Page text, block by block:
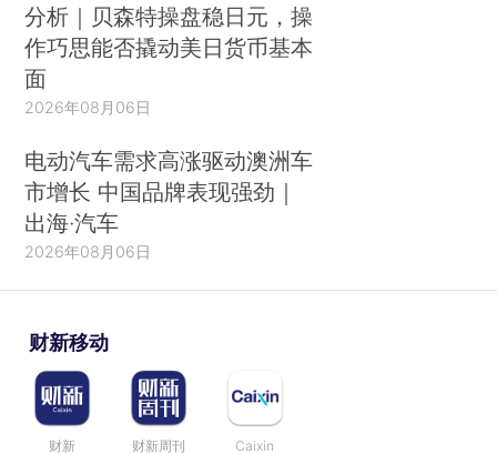
分析｜贝森特操盘稳日元，操
作巧思能否撬动美日货币基本
面
2026年08月06日
电动汽车需求高涨驱动澳洲车
市增长 中国品牌表现强劲｜
出海·汽车
2026年08月06日
财新移动
财新 财新周刊 Caixin